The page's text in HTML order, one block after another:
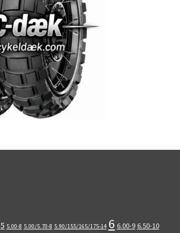
5 5.00-8 5.00/5.70-8 5.90/155/165/175-14 6 6.00-9 6.50-10